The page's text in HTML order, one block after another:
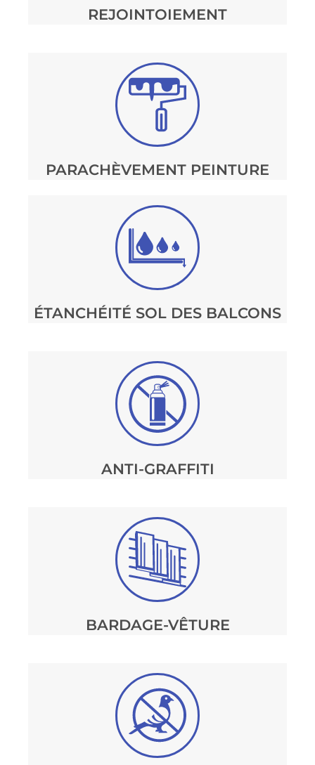
REJOINTOIEMENT
PARACHÈVEMENT PEINTURE
ÉTANCHÉITÉ SOL DES BALCONS
ANTI-GRAFFITI
BARDAGE-VÊTURE